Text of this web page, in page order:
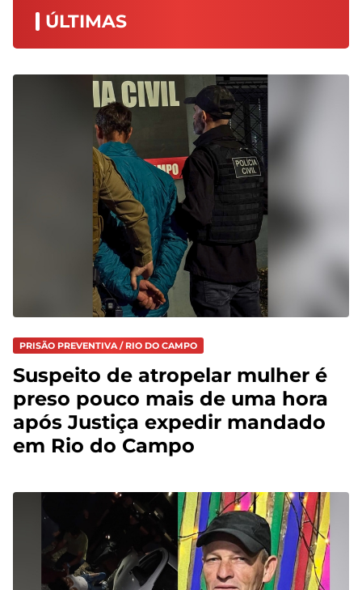
ÚLTIMAS
PRISÃO PREVENTIVA / RIO DO CAMPO
Suspeito de atropelar mulher é
preso pouco mais de uma hora
após Justiça expedir mandado
em Rio do Campo